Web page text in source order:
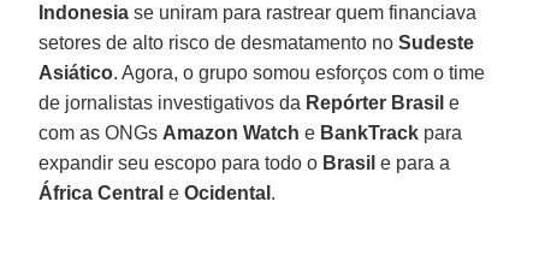
Indonesia se uniram para rastrear quem financiava
setores de alto risco de desmatamento noSudeste
Asiático. Agora, o grupo somou esforços com o time
de jornalistas investigativos da Repórter Brasil e
com as ONGs Amazon Watch e BankTrack para
expandir seu escopo para todo o Brasil e para a
África Central eOcidental .